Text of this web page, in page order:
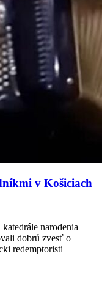
v Košiciach
narodenia
dobrú zvesť o
redemptoristi